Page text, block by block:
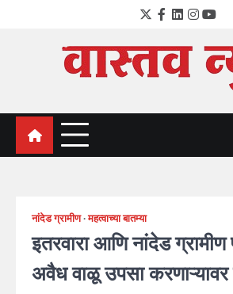
Twitter
Facebook
LinkedIn
VastavNEWSLive.com
a leading NEWS portal of Maharahstra
नांदेड ग्रामीण महत्वाच्या बातम्या
इतरवारा आणि नांदेड ग्रामीण
अवैध वाळू उपसा करणाऱ्यावर